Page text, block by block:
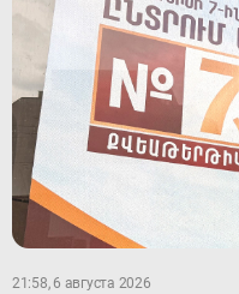
21:58, 6 августа 2026